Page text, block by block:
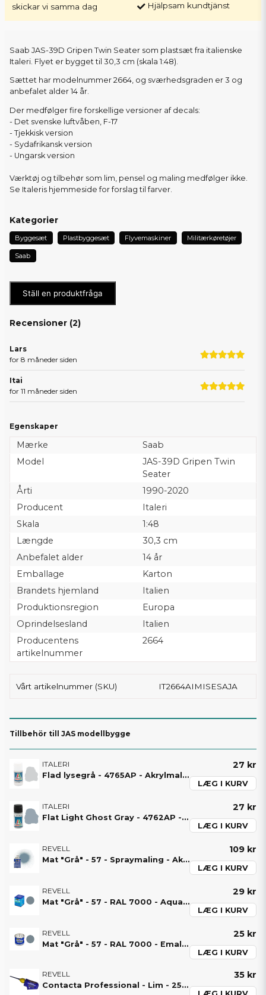
skickar vi samma dag
Hjälpsam kundtjänst
Saab JAS-39D Gripen Twin Seater som plastsæt fra italienske
Italeri. Flyet er bygget til 30,3 cm (skala 1:48).
Sættet har modelnummer 2664, og sværhedsgraden er 3 og
anbefalet alder 14 år.
Der medfølger fire forskellige versioner af decals:
- Det svenske luftvåben, F-17
- Tjekkisk version
- Sydafrikansk version
- Ungarsk version
Værktøj og tilbehør som lim, pensel og maling medfølger ikke.
Se Italeris hjemmeside for forslag til farver.
Kategorier
Byggesæt Plastbyggesæt Flyvemaskiner Militærkøretøjer
Saab
Ställ en produktfråga
Recensioner (2)
Lars
for 8 måneder siden
Itai
for 11 måneder siden
Egenskaper
Mærke
Saab
Model
JAS-39D Gripen Twin
Seater
Årti
1990-2020
Producent
Italeri
Skala
1:48
Længde
30,3 cm
Anbefalet alder
14 år
Emballage
Karton
Brandets hjemland
Italien
Produktionsregion
Europa
Oprindelsesland
Italien
Producentens
artikelnummer
2664
Vårt artikelnummer (SKU) IT2664AIMISESAJA
Tillbehör till JAS modellbygge
ITALERI
Flad lysegrå - 4765AP - Akrylmaling - Italeri
27 kr
LÆG I KURV
ITALERI
Flat Light Ghost Gray - 4762AP - Acrylic Paint - Italeri
27 kr
LÆG I KURV
REVELL
Mat "Grå" - 57 - Spraymaling - Akryl - Revell
109 kr
LÆG I KURV
REVELL
Mat "Grå" - 57 - RAL 7000 - Aqua Colour - Revell
29 kr
LÆG I KURV
REVELL
Mat "Grå" - 57 - RAL 7000 - Emaljefarve - Revell
25 kr
LÆG I KURV
REVELL
Contacta Professional - Lim - 25 g - 39604 - Revell
35 kr